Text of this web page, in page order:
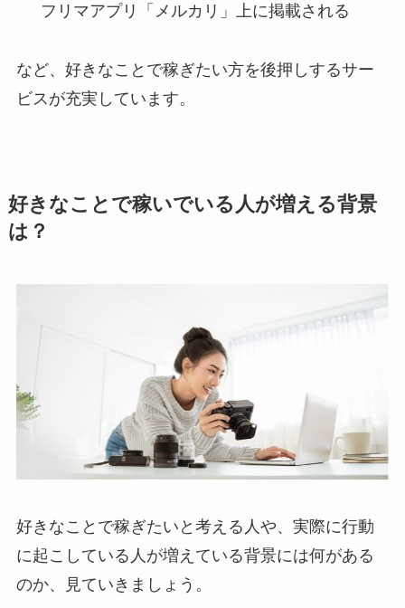
フリマアプリ「メルカリ」上に掲載される
など、好きなことで稼ぎたい方を後押しするサー
ビスが充実しています。
好きなことで稼いでいる人が増える背景
は？
好きなことで稼ぎたいと考える人や、実際に行動
に起こしている人が増えている背景には何がある
のか、見ていきましょう。